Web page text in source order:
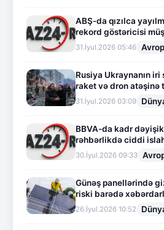
ABŞ-da qızılca
rekord göstəricisi
31.İyul.2026 05:46
Rusiya Ukraynanın
raket və dron atəşinə
31.İyul.2026 03:09
BBVA-da kadr
rəhbərlikdə ciddi
30.İyul.2026 09:33
Günəş panellərində
riski barədə
26.İyul.2026 10:52